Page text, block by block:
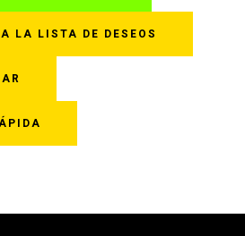
múltiples
variantes.
la
LA LISTA DE DESEOS